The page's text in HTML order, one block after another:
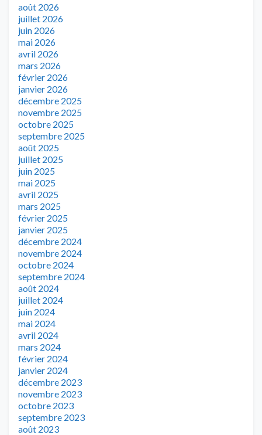
août 2026
juillet 2026
juin 2026
mai 2026
avril 2026
mars 2026
février 2026
janvier 2026
décembre 2025
novembre 2025
octobre 2025
septembre 2025
août 2025
juillet 2025
juin 2025
mai 2025
avril 2025
mars 2025
février 2025
janvier 2025
décembre 2024
novembre 2024
octobre 2024
septembre 2024
août 2024
juillet 2024
juin 2024
mai 2024
avril 2024
mars 2024
février 2024
janvier 2024
décembre 2023
novembre 2023
octobre 2023
septembre 2023
août 2023